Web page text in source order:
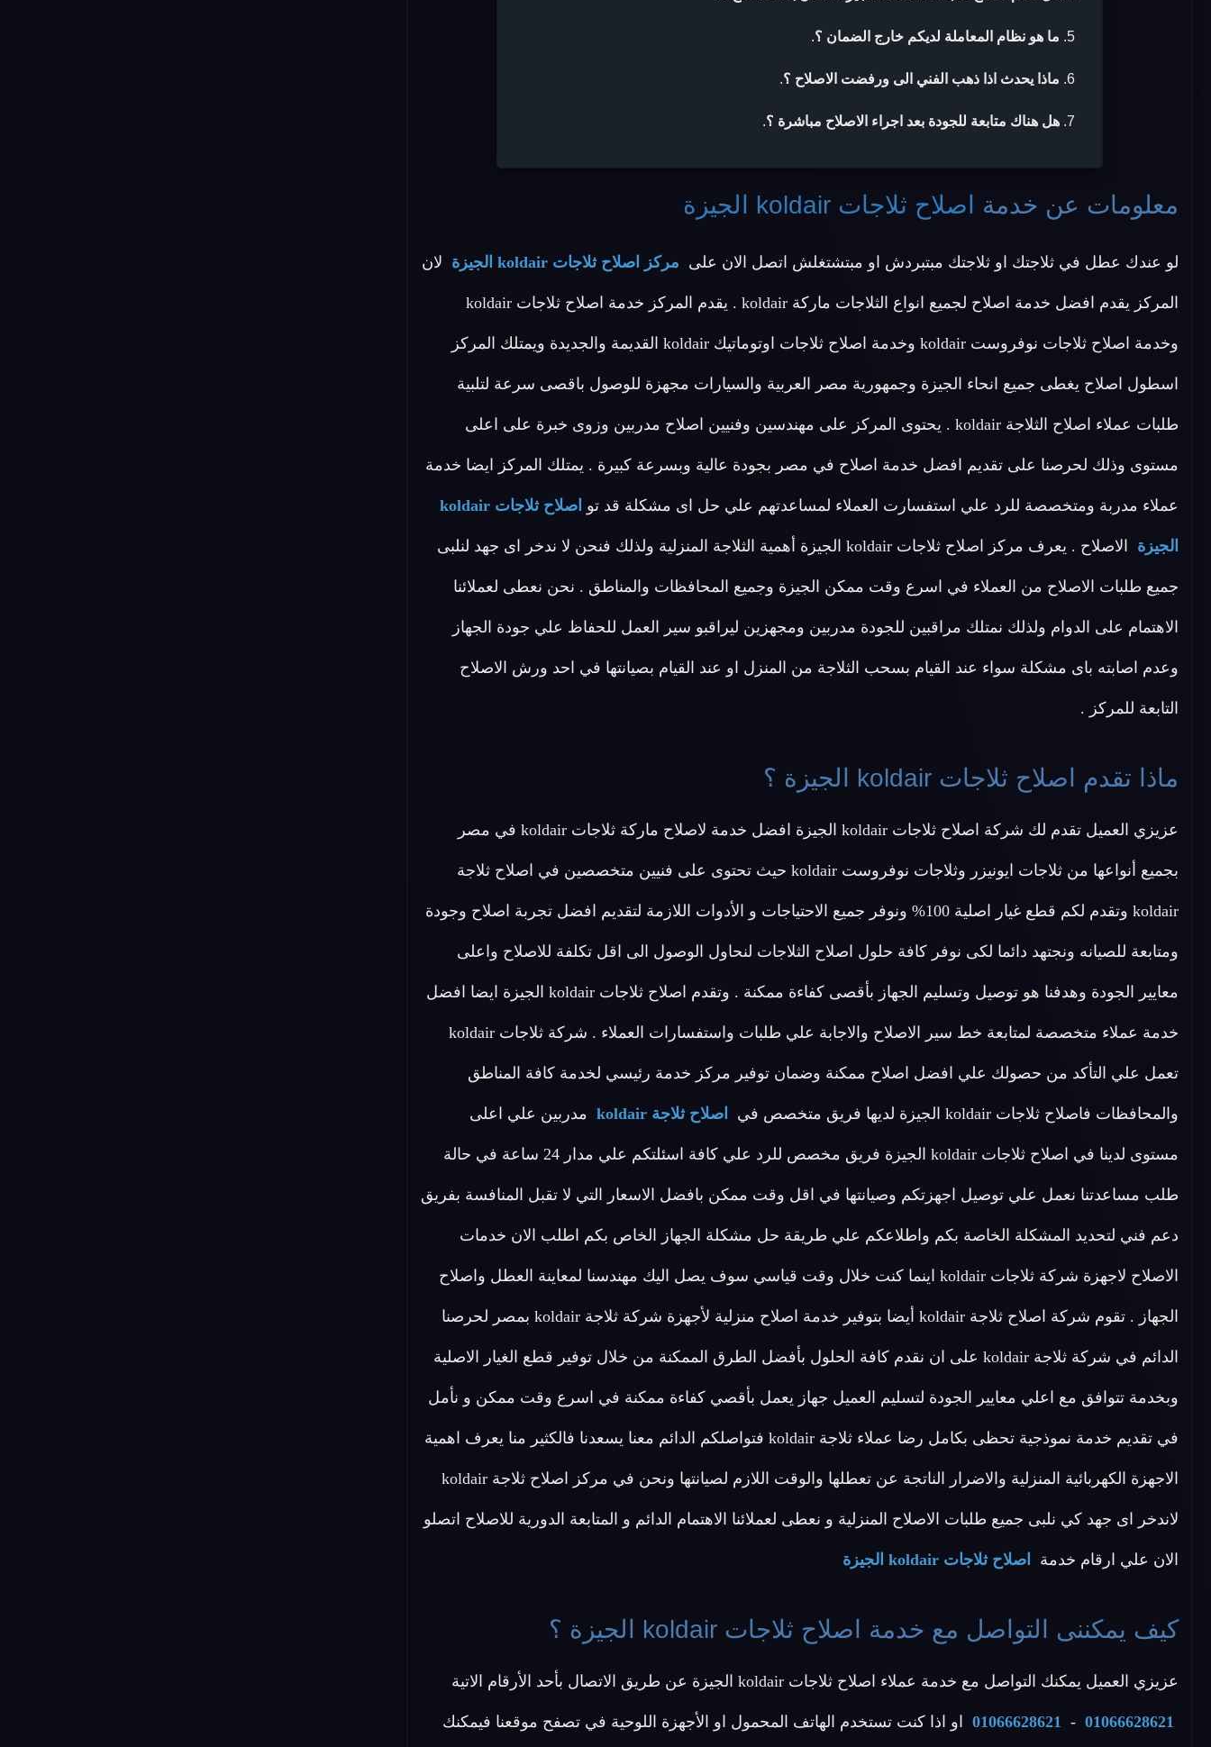
ما هو نظام المعاملة لديكم خارج الضمان ؟.
ماذا يحدث اذا ذهب الفني الى ورفضت الاصلاح ؟.
هل هناك متابعة للجودة بعد اجراء الاصلاح مباشرة ؟.
معلومات عن خدمة اصلاح ثلاجات koldair الجيزة
لو عندك عطل في ثلاجتك او ثلاجتك مبتبردش او مبتشتغلش اتصل الان على مركز اصلاح ثلاجات koldair الجيزة لان
المركز يقدم افضل خدمة اصلاح لجميع انواع الثلاجات ماركة koldair . يقدم المركز خدمة اصلاح ثلاجات koldair
وخدمة اصلاح ثلاجات نوفروست koldair وخدمة اصلاح ثلاجات اوتوماتيك koldair القديمة والجديدة ويمتلك المركز
اسطول اصلاح يغطى جميع انحاء الجيزة وجمهورية مصر العربية والسيارات مجهزة للوصول باقصى سرعة لتلبية
طلبات عملاء اصلاح الثلاجة koldair . يحتوى المركز على مهندسين وفنيين اصلاح مدربين وزوى خبرة على اعلى
مستوى وذلك لحرصنا على تقديم افضل خدمة اصلاح في مصر بجودة عالية وبسرعة كبيرة . يمتلك المركز ايضا خدمة
عملاء مدربة ومتخصصة للرد علي استفسارت العملاء لمساعدتهم علي حل اى مشكلة قد تو اصلاح ثلاجات koldair
الجيزة الاصلاح . يعرف مركز اصلاح ثلاجات koldair الجيزة أهمية الثلاجة المنزلية ولذلك فنحن لا ندخر اى جهد لنلبى
جميع طلبات الاصلاح من العملاء في اسرع وقت ممكن الجيزة وجميع المحافظات والمناطق . نحن نعطى لعملائنا
الاهتمام على الدوام ولذلك نمتلك مراقبين للجودة مدربين ومجهزين ليراقبو سير العمل للحفاظ علي جودة الجهاز
وعدم اصابته باى مشكلة سواء عند القيام بسحب الثلاجة من المنزل او عند القيام بصيانتها في احد ورش الاصلاح
التابعة للمركز .
ماذا تقدم اصلاح ثلاجات koldair الجيزة ؟
عزيزي العميل تقدم لك شركة اصلاح ثلاجات koldair الجيزة افضل خدمة لاصلاح ماركة ثلاجات koldair في مصر
بجميع أنواعها من ثلاجات ايونيزر وثلاجات نوفروست koldair حيث تحتوى على فنيين متخصصين في اصلاح ثلاجة
koldair وتقدم لكم قطع غيار اصلية 100% ونوفر جميع الاحتياجات و الأدوات اللازمة لتقديم افضل تجربة اصلاح وجودة
ومتابعة للصيانه ونجتهد دائما لكى نوفر كافة حلول اصلاح الثلاجات لنحاول الوصول الى اقل تكلفة للاصلاح واعلى
معايير الجودة وهدفنا هو توصيل وتسليم الجهاز بأقصى كفاءة ممكنة . وتقدم اصلاح ثلاجات koldair الجيزة ايضا افضل
خدمة عملاء متخصصة لمتابعة خط سير الاصلاح والاجابة علي طلبات واستفسارات العملاء . شركة ثلاجات koldair
تعمل علي التأكد من حصولك علي افضل اصلاح ممكنة وضمان توفير مركز خدمة رئيسي لخدمة كافة المناطق
والمحافظات فاصلاح ثلاجات koldair الجيزة لديها فريق متخصص في اصلاح ثلاجة koldair مدربين علي اعلى
مستوى لدينا في اصلاح ثلاجات koldair الجيزة فريق مخصص للرد علي كافة اسئلتكم علي مدار 24 ساعة في حالة
طلب مساعدتنا نعمل علي توصيل اجهزتكم وصيانتها في اقل وقت ممكن بافضل الاسعار التي لا تقبل المنافسة بفريق
دعم فني لتحديد المشكلة الخاصة بكم واطلاعكم علي طريقة حل مشكلة الجهاز الخاص بكم اطلب الان خدمات
الاصلاح لاجهزة شركة ثلاجات koldair اينما كنت خلال وقت قياسي سوف يصل اليك مهندسنا لمعاينة العطل واصلاح
الجهاز . تقوم شركة اصلاح ثلاجة koldair أيضا بتوفير خدمة اصلاح منزلية لأجهزة شركة ثلاجة koldair بمصر لحرصنا
الدائم في شركة ثلاجة koldair على ان نقدم كافة الحلول بأفضل الطرق الممكنة من خلال توفير قطع الغيار الاصلية
وبخدمة تتوافق مع اعلي معايير الجودة لتسليم العميل جهاز يعمل بأقصي كفاءة ممكنة في اسرع وقت ممكن و نأمل
في تقديم خدمة نموذجية تحظى بكامل رضا عملاء ثلاجة koldair فتواصلكم الدائم معنا يسعدنا فالكثير منا يعرف اهمية
الاجهزة الكهربائية المنزلية والاضرار الناتجة عن تعطلها والوقت اللازم لصيانتها ونحن في مركز اصلاح ثلاجة koldair
لاندخر اى جهد كي نلبى جميع طلبات الاصلاح المنزلية و نعطى لعملائنا الاهتمام الدائم و المتابعة الدورية للاصلاح اتصلو
الان علي ارقام خدمة اصلاح ثلاجات koldair الجيزة
كيف يمكننى التواصل مع خدمة اصلاح ثلاجات koldair الجيزة ؟
عزيزي العميل يمكنك التواصل مع خدمة عملاء اصلاح ثلاجات koldair الجيزة عن طريق الاتصال بأحد الأرقام الاتية
01066628621
-
01066628621 او اذا كنت تستخدم الهاتف المحمول او الأجهزة اللوحية في تصفح موقعنا فيمكنك